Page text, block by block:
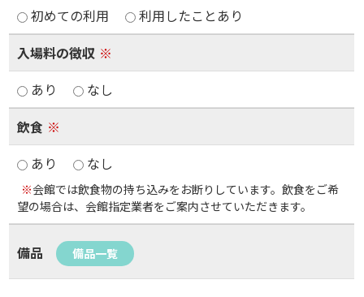
初めての利用
利用したことあり
入場料の徴収 ※
あり
なし
飲食 ※
あり
なし
※会館では飲食物の持ち込みをお断りしています。飲食をご希
望の場合は、会館指定業者をご案内させていただきます。
備品 備品一覧